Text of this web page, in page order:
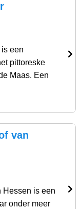
een
pittoreske
Maas. Een
van
Hessen is een
onder meer